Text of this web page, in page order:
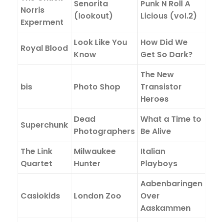
Norris
Experment
Senorita
(lookout)
Punk N Roll A
Licious (vol.2)
Royal Blood
Look Like You
Know
How Did We
Get So Dark?
bis Photo Shop
The New
Transistor
Heroes
Superchunk
Dead
Photographers
What a Time to
Be Alive
The Link
Quartet
Milwaukee
Hunter
Italian
Playboys
Casiokids London Zoo
Aabenbaringen
Over
Aaskammen